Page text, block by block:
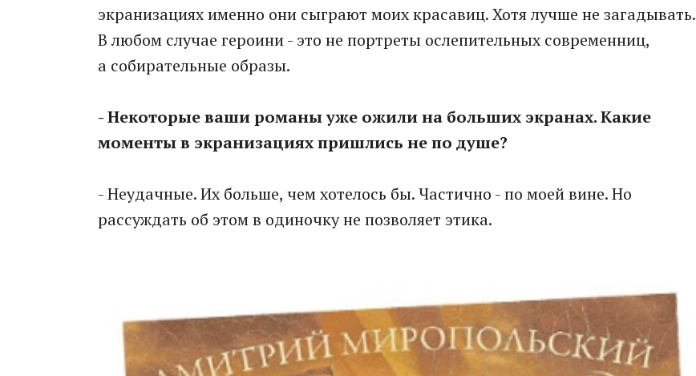
экранизациях именно они сыграют моих красавиц. Хотя лучше не загадывать.
В любом случае героини - это не портреты ослепительных современниц,
а собирательные образы.
- Некоторые ваши романы уже ожили на больших экранах. Какие
моменты в экранизациях пришлись не по душе?
- Неудачные. Их больше, чем хотелось бы. Частично - по моей вине. Но
рассуждать об этом в одиночку не позволяет этика.